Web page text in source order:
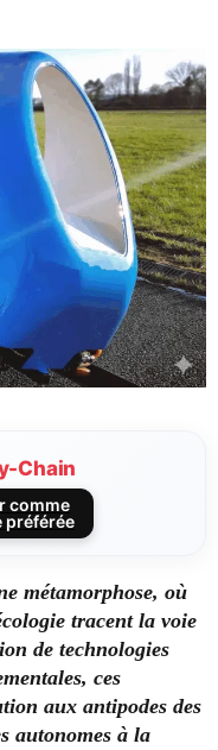
Chain
comme
préférée
métamorphose, où
tracent la voie
de technologies
ces
aux antipodes des
autonomes à la